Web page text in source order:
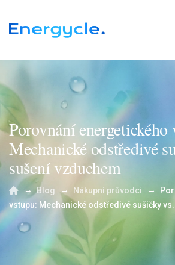
Porovnání energetického
Mechanické odstředivé
sušení vzduchem
→ Blog → Nákupní průvodci →
vstupu: Mechanické odstředivé sušičky